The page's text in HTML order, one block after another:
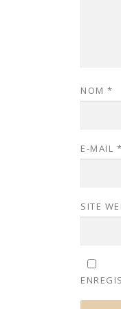
NOM *
E-MAIL *
SITE